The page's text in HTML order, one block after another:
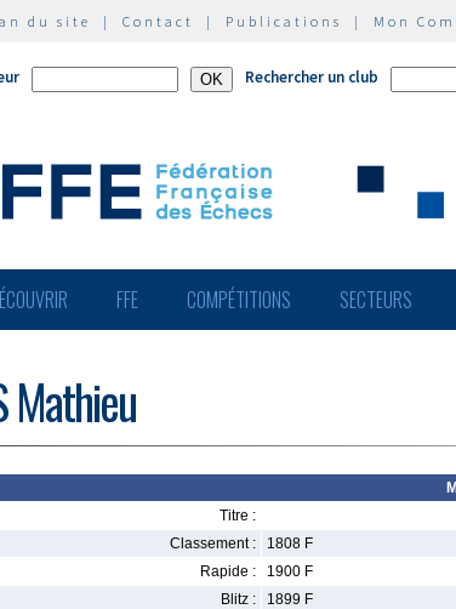
du site | Contact | Publications | Mon
Rechercher un club
FFE COMPÉTITIONS SECTEURS
Mathieu
Titre :
Classement :
1808 F
Rapide :
1900 F
Blitz :
1899 F